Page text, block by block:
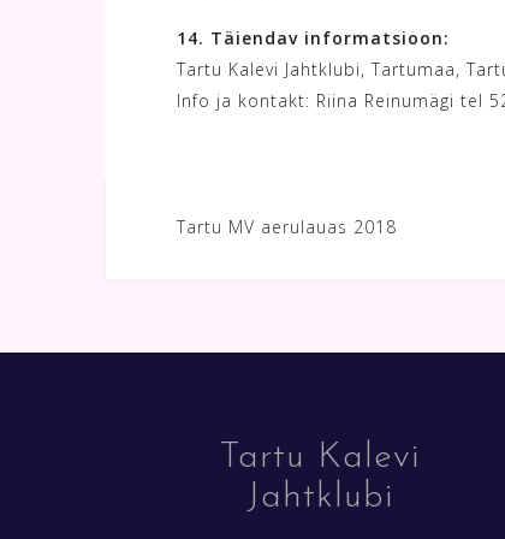
14. Täiendav informatsioon:
Tartu Kalevi Jahtklubi, Tartumaa,
Info ja kontakt: Riina Reinumägi tel
Navigeerimine
Tartu MV aerulauas 2018
Tartu Kalevi
Jahtklubi